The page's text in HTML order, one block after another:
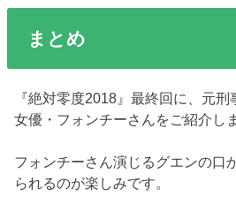
まとめ
『絶対零度2018』最終回に、元
女優・フォンチーさんをご紹介し
フォンチーさん演じるグエンの口
られるのが楽しみです。